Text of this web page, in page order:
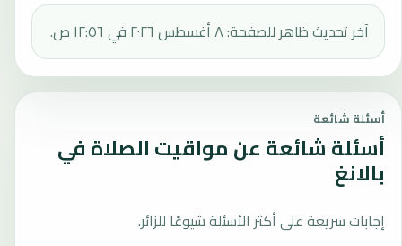
آخر تحديث ظاهر للصفحة: ٨ أغسطس ٢٠٢٦ في ١٢:٥٦ ص.
أسئلة شائعة
أسئلة شائعة عن مواقيت الصلاة في
بالانغ
إجابات سريعة على أكثر الأسئلة شيوعًا للزائر.